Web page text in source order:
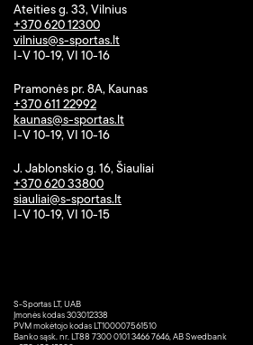
Ateities g. 33, Vilnius
+370 620 12300
vilnius@s-sportas.lt
I-V 10-19, VI 10-16
Pramonės pr. 8A, Kaunas
+370 611 22992
kaunas@s-sportas.lt
I-V 10-19, VI 10-16
J. Jablonskio g. 16, Šiauliai
+370 620 33800
siauliai@s-sportas.lt
I-V 10-19, VI 10-15
S-Sportas LT, UAB
Įmonės kodas 303012338
PVM mokėtojo kodas LT100007561510
Banko sąsk. nr. LT88 7300 0101 3466 7646, AB Swedbank